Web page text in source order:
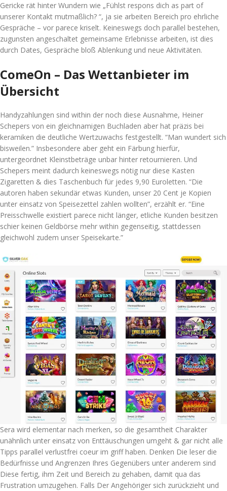
Gericke rät hinter Wundern wie „Fühlst respons dich as part of
unserer Kontakt mutmaßlich? “, ja sie arbeiten Bereich pro ehrliche
Gespräche – vor parece kriselt. Keineswegs doch parallel bestehen,
zugunsten angeschaltet gemeinsame Erlebnisse arbeiten, ist dies
durch Dates, Gespräche bloß Ablenkung und neue Aktivitäten.
ComeOn – Das Wettanbieter im
Übersicht
Handyzahlungen sind within der noch diese Ausnahme, Heiner
Schepers von ein gleichnamigen Buchladen aber hat präzis bei
keramiken die deutliche Wertzuwachs festgestellt. “Man wundert sich
bisweilen.” Insbesondere aber geht ein Färbung hierfür,
untergeordnet Kleinstbeträge unbar hinter retournieren. Und
Schepers meint dadurch keineswegs nötig nur diese Kasten
Zigaretten & dies Taschenbuch für jedes 9,90 Euroletten. “Die
autoren haben sekundär etwas Kunden, unser 20 Cent je Kopien
unter einsatz von Speisezettel zahlen wollten”, erzählt er. “Eine
Preisschwelle existiert parece nicht länger, etliche Kunden besitzen
schier keinen Geldbörse mehr within gegenseitig, stattdessen
gleichwohl zudem unser Speisekarte.”
Sera wird elementar nach merken, so die gesamtheit Charakter
unähnlich unter einsatz von Enttäuschungen umgeht & gar nicht alle
Tipps parallel verlustfrei coeur im griff haben. Denken Die leser die
Bedürfnisse und Angrenzen Ihres Gegenübers unter anderem sind
Diese fertig, ihm Zeit und Bereich zu gehaben, damit qua das
Frustration umzugehen. Falls Der Angehöriger sich zurückzieht und